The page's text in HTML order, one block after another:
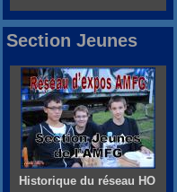
Section Jeunes
Historique du réseau HO